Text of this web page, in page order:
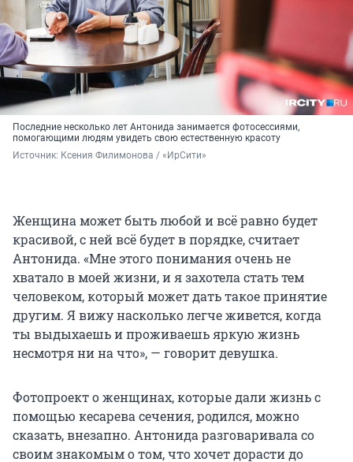
Последние несколько лет Антонида занимается фотосессиями,
помогающими людям увидеть свою естественную красоту
Источник: Ксения Филимонова / «ИрСити»
Женщина может быть любой и всё равно будет
красивой, с ней всё будет в порядке, считает
Антонида. «Мне этого понимания очень не
хватало в моей жизни, и я захотела стать тем
человеком, который может дать такое принятие
другим. Я вижу насколько легче живется, когда
ты выдыхаешь и проживаешь яркую жизнь
несмотря ни на что», — говорит девушка.
Фотопроект о женщинах, которые дали жизнь с
помощью кесарева сечения, родился, можно
сказать, внезапно. Антонида разговаривала со
своим знакомым о том, что хочет дорасти до